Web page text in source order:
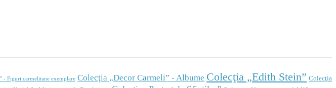
- Figuri carmelitane exemplare Colecţia „Decor Carmeli” - Albume Colecţia „Edith Stein” Colecţia